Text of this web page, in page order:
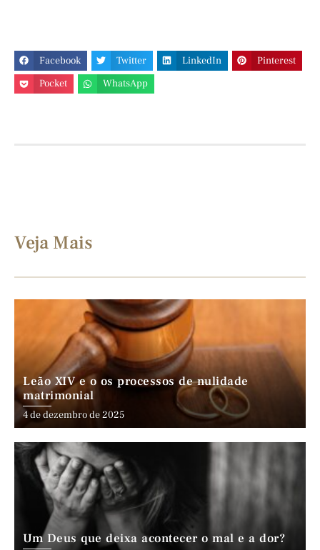
Facebook Twitter LinkedIn
Pinterest
Pocket
WhatsApp
Veja Mais
Leão XIV e o os processos de nulidade
matrimonial
4 de dezembro de 2025
Um Deus que deixa acontecer o mal e a dor?